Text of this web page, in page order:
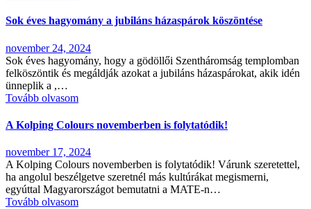
Sok éves hagyomány a jubiláns házaspárok köszöntése
november 24, 2024
Sok éves hagyomány, hogy a gödöllői Szentháromság templomban
felköszöntik és megáldják azokat a jubiláns házaspárokat, akik idén
ünneplik a ,…
Tovább olvasom
A Kolping Colours novemberben is folytatódik!
november 17, 2024
A Kolping Colours novemberben is folytatódik! Várunk szeretettel,
ha angolul beszélgetve szeretnél más kultúrákat megismerni,
egyúttal Magyarországot bemutatni a MATE-n…
Tovább olvasom